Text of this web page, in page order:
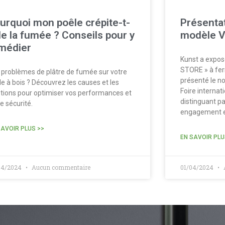
mon poêle crépite-t-
la fumée ? Conseils pour y
problèmes de plâtre de fumée sur votre
à bois ? Découvrez les causes et les
pour optimiser vos performances et
sécurité.
PLUS >>
2024 Aucun commentaire
modèle
Kunst a
STORE » à
présenté le
Foire
distinguant
engagement
EN SAVOIR
01/04/2024